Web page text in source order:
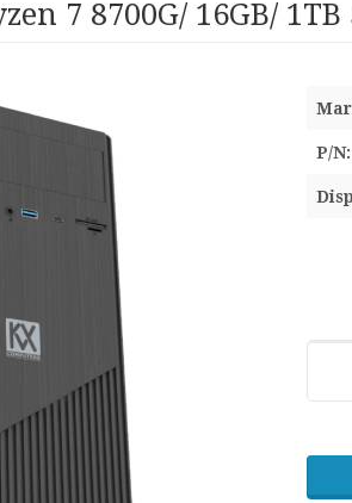
7 8700G/ 16GB/
P/N: